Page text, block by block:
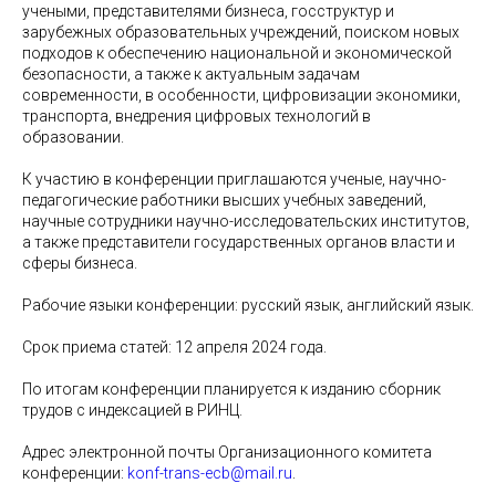
учеными, представителями бизнеса, госструктур и
зарубежных образовательных учреждений, поиском новых
подходов к обеспечению национальной и экономической
безопасности, а также к актуальным задачам
современности, в особенности, цифровизации экономики,
транспорта, внедрения цифровых технологий в
образовании.
К участию в конференции приглашаются ученые, научно-
педагогические работники высших учебных заведений,
научные сотрудники научно-исследовательских институтов,
а также представители государственных органов власти и
сферы бизнеса.
Рабочие языки конференции: русский язык, английский язык.
Срок приема статей: 12 апреля 2024 года.
По итогам конференции планируется к изданию сборник
трудов с индексацией в РИНЦ.
Адрес электронной почты Организационного комитета
конференции: konf-trans-ecb@mail.ru